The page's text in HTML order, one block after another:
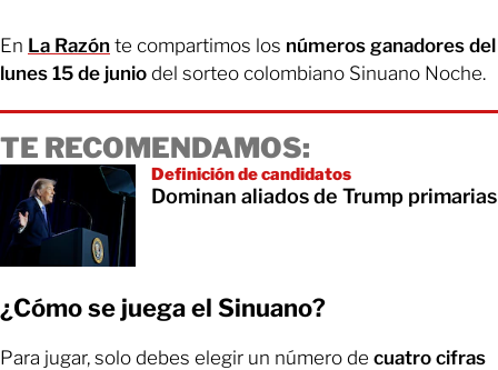
En La Razón te compartimos los números ganadores del
lunes 15 de junio del sorteo colombiano Sinuano Noche.
TE RECOMENDAMOS:
Definición de candidatos
Dominan aliados de Trump primarias
¿Cómo se juega el Sinuano?
Para jugar, solo debes elegir un número de cuatro cifras